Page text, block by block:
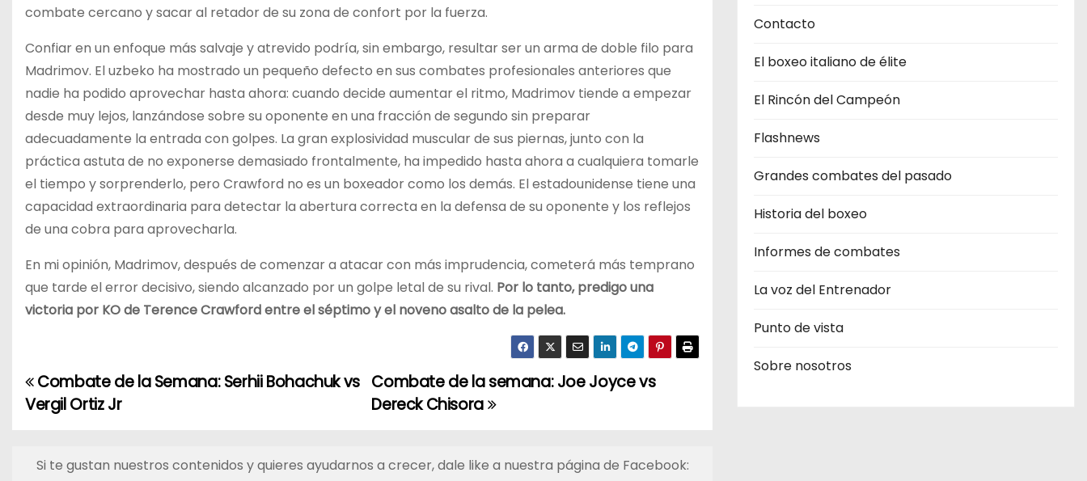
combate cercano y sacar al retador de su zona de confort por la fuerza.
Confiar en un enfoque más salvaje y atrevido podría, sin embargo, resultar ser un arma de doble filo para
Madrimov. El uzbeko ha mostrado un pequeño defecto en sus combates profesionales anteriores que
nadie ha podido aprovechar hasta ahora: cuando decide aumentar el ritmo, Madrimov tiende a empezar
desde muy lejos, lanzándose sobre su oponente en una fracción de segundo sin preparar
adecuadamente la entrada con golpes. La gran explosividad muscular de sus piernas, junto con la
práctica astuta de no exponerse demasiado frontalmente, ha impedido hasta ahora a cualquiera tomarle
el tiempo y sorprenderlo, pero Crawford no es un boxeador como los demás. El estadounidense tiene una
capacidad extraordinaria para detectar la abertura correcta en la defensa de su oponente y los reflejos
de una cobra para aprovecharla.
En mi opinión, Madrimov, después de comenzar a atacar con más imprudencia, cometerá más temprano
que tarde el error decisivo, siendo alcanzado por un golpe letal de su rival. Por lo tanto, predigo una
victoria por KO de Terence Crawford entre el séptimo y el noveno asalto de la pelea.
N
v
Combate de la semana: Joe Joyce vs
Dereck Chisora
Combate de la Semana: Serhii Bohachuk vs
Vergil Ortiz Jr
Si te gustan nuestros contenidos y quieres ayudarnos a crecer, dale like a nuestra página de Facebook:
Contacto
El boxeo italiano de élite
El Rincón del Campeón
Flashnews
Grandes combates del pasado
Historia del boxeo
Informes de combates
La voz del Entrenador
Punto de vista
Sobre nosotros